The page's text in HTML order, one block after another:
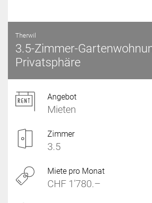
Therwil
3.5-Zimmer-
Privatsphäre
Angebot
Mieten
Zimmer
3.5
Miete pro Monat
CHF 1'780.–